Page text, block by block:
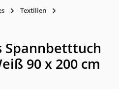
Textilien
Spannbetttuch
90 x 200 cm